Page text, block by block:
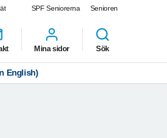
SPF Seniorerna Senioren
Mina sidor Sök
English)